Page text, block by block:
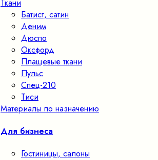
Ткани
Батист, сатин
Деним
Дюспо
Оксфорд
Плащевые ткани
Пульс
Спец-210
Тиси
Материалы по назначению
Для бизнеса
Гостиницы, салоны